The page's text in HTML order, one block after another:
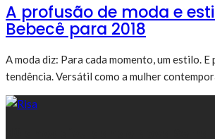
A profusão de moda e
Bebecê para 2018
A moda diz: Para cada momento, um estilo. E
tendência. Versátil como a mulher